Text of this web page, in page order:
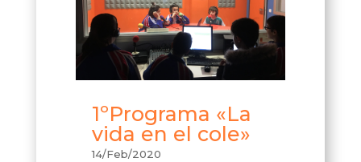
1ºPrograma «La
vida en el cole»
14/Feb/2020